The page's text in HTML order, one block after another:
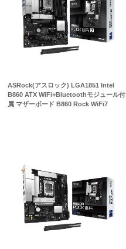
ASRock(アスロック) LGA1851 Intel
B860 ATX WiFi+Bluetoothモジュール付
属 マザーボード B860 Rock WiFi7